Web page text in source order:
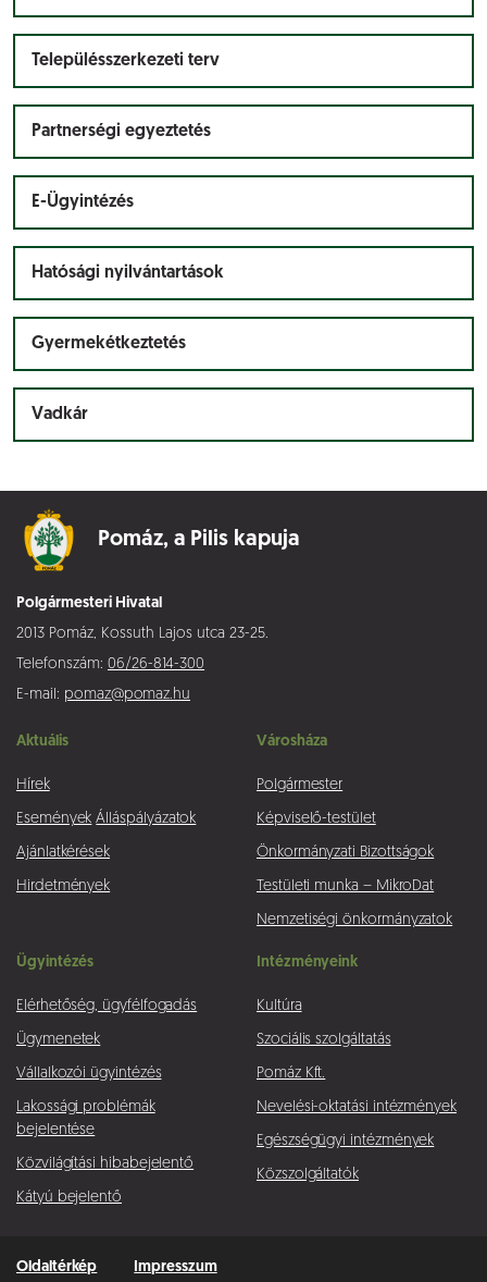
Településszerkezeti terv
Partnerségi egyeztetés
E-Ügyintézés
Hatósági nyilvántartások
Gyermekétkeztetés
Vadkár
Pomáz, a Pilis kapuja
Polgármesteri Hivatal
2013 Pomáz, Kossuth Lajos utca 23-25.
Telefonszám: 06/26-814-300
E-mail: pomaz@pomaz.hu
Aktuális
Hírek
Események Álláspályázatok
Ajánlatkérések
Hirdetmények
Városháza
Polgármester
Képviselő-testület
Önkormányzati Bizottságok
Testületi munka – MikroDat
Nemzetiségi önkormányzatok
Ügyintézés
Elérhetőség, ügyfélfogadás
Ügymenetek
Vállalkozói ügyintézés
Lakossági problémák
bejelentése
Közvilágítási hibabejelentő
Kátyú bejelentő
Intézményeink
Kultúra
Szociális szolgáltatás
Pomáz Kft.
Nevelési-oktatási intézmények
Egészségügyi intézmények
Közszolgáltatók
Oldaltérkép Impresszum